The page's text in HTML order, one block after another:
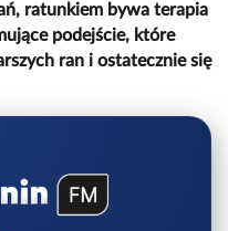
ratunkiem bywa terapia
podejście, które
ran i ostatecznie się